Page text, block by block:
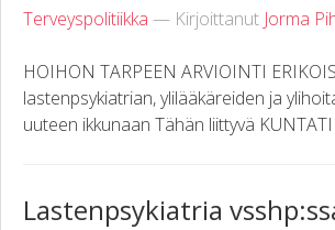
Terveyspolitiikka — Kirjoittanut Jorma
HOIHON TARPEEN ARVIOINTI
lastenpsykiatrian, ylilääkäreiden ja
uuteen ikkunaan Tähän liittyvä
Lastenpsykiatria